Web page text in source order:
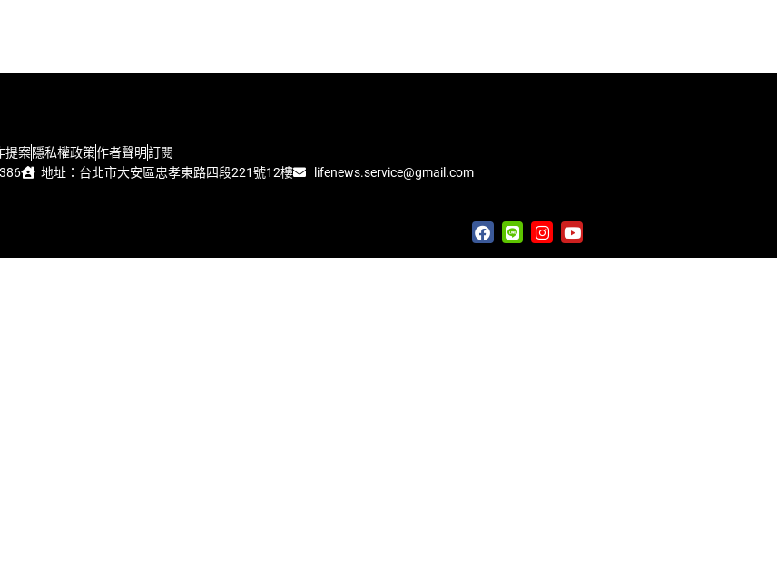
提案隱私權政策作者聲明訂閱
地址：台北市大安區忠孝東路四段221號12樓 lifenews.service@gmail.com